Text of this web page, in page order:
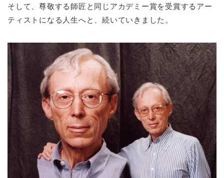
そして、尊敬する師匠と同じアカデミー賞を受賞するアー
ティストになる人生へと、続いていきました。